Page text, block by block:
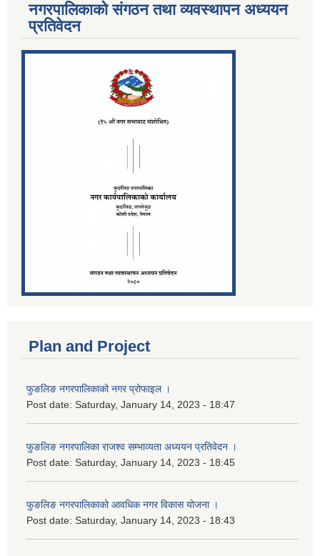
नगरपालिकाको संगठन तथा व्यवस्थापन अध्ययन
प्रतिवेदन
Plan and Project
फुङलिङ नगरपालिकाको नगर प्रोफाइल ।
Post date: Saturday, January 14, 2023 - 18:47
फुङलिङ नगरपालिका राजश्व सम्भाव्यता अध्ययन प्रतिवेदन ।
Post date: Saturday, January 14, 2023 - 18:45
फुङलिङ नगरपालिकाको आवधिक नगर विकास योजना ।
Post date: Saturday, January 14, 2023 - 18:43